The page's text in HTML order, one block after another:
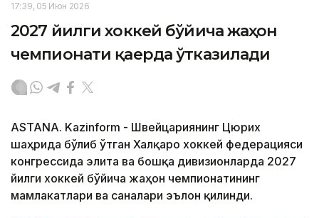
17:39, 05 Июн 2026
2027 йилги хоккей бўйича жаҳон
чемпионати қаерда ўтказилади
ASTANA. Kazinform - Швейцариянинг Цюрих
шаҳрида бўлиб ўтган Халқаро хоккей федерацияси
конгрессида элита ва бошқа дивизионларда 2027
йилги хоккей бўйича жаҳон чемпионатининг
мамлакатлари ва саналари эълон қилинди.